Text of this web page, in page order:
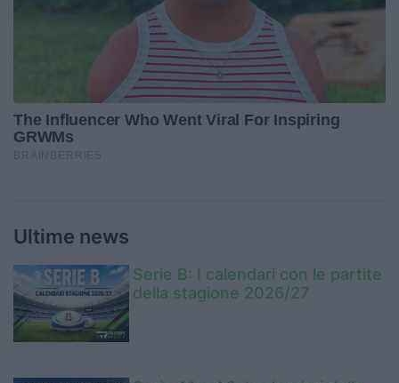
Ultime news
Serie B: I calendari con le partite
della stagione 2026/27